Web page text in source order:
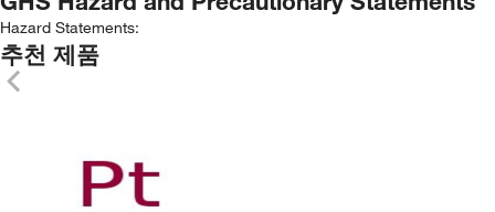
Hazard Statements:
추천 제품